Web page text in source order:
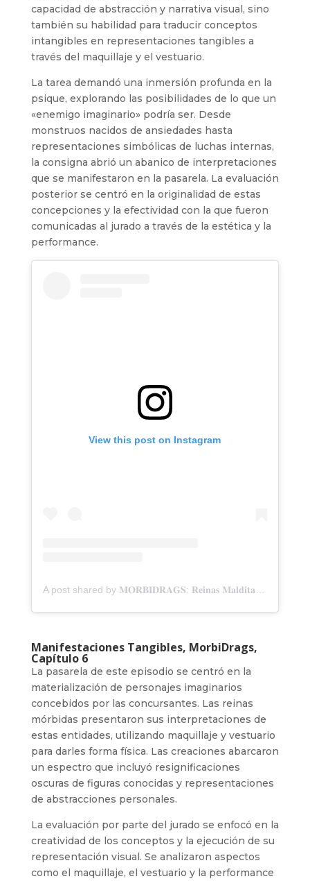
capacidad de abstracción y narrativa visual, sino
también su habilidad para traducir conceptos
intangibles en representaciones tangibles a
través del maquillaje y el vestuario.
La tarea demandó una inmersión profunda en la
psique, explorando las posibilidades de lo que un
«enemigo imaginario» podría ser. Desde
monstruos nacidos de ansiedades hasta
representaciones simbólicas de luchas internas,
la consigna abrió un abanico de interpretaciones
que se manifestaron en la pasarela. La evaluación
posterior se centró en la originalidad de estas
concepciones y la efectividad con la que fueron
comunicadas al jurado a través de la estética y la
performance.
View this post on Instagram
Manifestaciones Tangibles, MorbiDrags,
Capítulo 6
La pasarela de este episodio se centró en la
materialización de personajes imaginarios
concebidos por las concursantes. Las reinas
mórbidas presentaron sus interpretaciones de
estas entidades, utilizando maquillaje y vestuario
para darles forma física. Las creaciones abarcaron
un espectro que incluyó resignificaciones
oscuras de figuras conocidas y representaciones
de abstracciones personales.
La evaluación por parte del jurado se enfocó en la
creatividad de los conceptos y la ejecución de su
representación visual. Se analizaron aspectos
como el maquillaje, el vestuario y la performance